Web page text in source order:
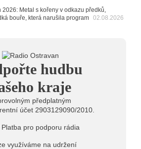
Osmičku míří Bára Zmeková Trio.
české alternativní scény zahraje ve
Open Music: Klubová scéna na festivalu
Beatles
2026: Metal s kořeny v odkazu předků,
bouře, která narušila program 02.08.2026
hudbu
kraje
předplatným
účet 2903129090/2010.
využíváme na udržení